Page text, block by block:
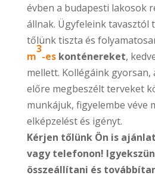
évben a budapesti lakosok
állnak. Ügyfeleink tavasztól
tőlünk tiszta és
m
3
-es konténereket,
mellett. Kollégáink gyorsan,
előre megbeszélt terveket
munkájuk, figyelembe véve
elképzelést és igényt.
Kérjen tőlünk Ön is
vagy telefonon!
összeállítani és